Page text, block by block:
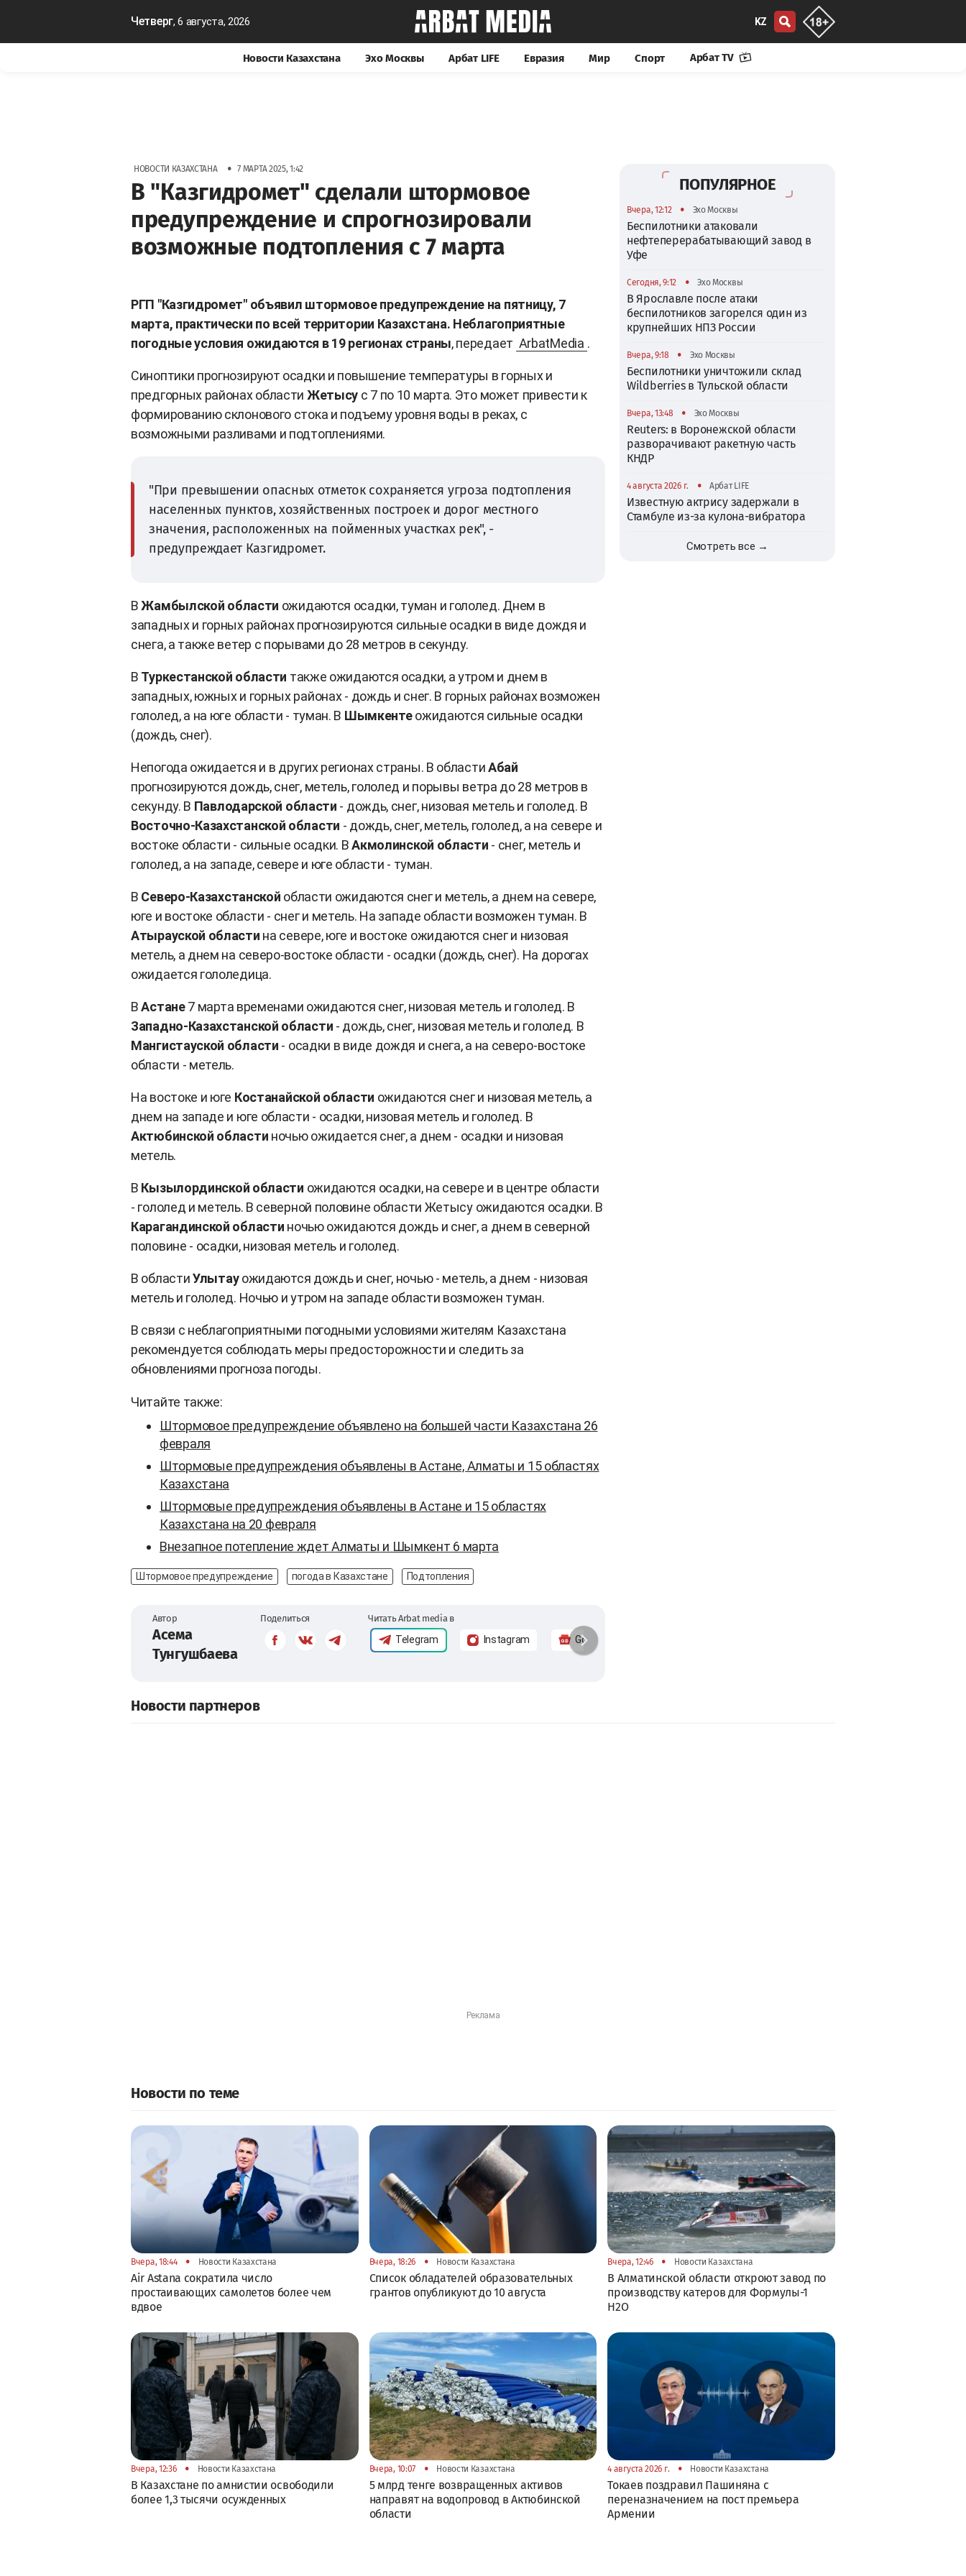
Четверг, 6 августа, 2026 KZ
Новости Казахстана Эхо Москвы Арбат LIFE Евразия Мир Спорт Арбат TV
НОВОСТИ КАЗАХСТАНА • 7 МАРТА 2025, 1:42
В "Казгидромет" сделали штормовое
предупреждение и спрогнозировали
возможные подтопления с 7 марта
РГП "Казгидромет" объявил штормовое предупреждение на пятницу, 7
марта, практически по всей территории Казахстана. Неблагоприятные
погодные условия ожидаются в 19 регионах страны, передает ArbatMedia .
Синоптики прогнозируют осадки и повышение температуры в горных и
предгорных районах области Жетысу с 7 по 10 марта. Это может привести к
формированию склонового стока и подъему уровня воды в реках, с
возможными разливами и подтоплениями.
"При превышении опасных отметок сохраняется угроза подтопления
населенных пунктов, хозяйственных построек и дорог местного
значения, расположенных на пойменных участках рек", -
предупреждает Казгидромет.
ВЖамбылской области ожидаются осадки, туман и гололед. Днем в
западных и горных районах прогнозируются сильные осадки в виде дождя и
снега, а также ветер с порывами до 28 метров в секунду.
В Туркестанской области также ожидаются осадки, а утром и днем в
западных, южных и горных районах - дождь и снег. В горных районах возможен
гололед, а на юге области - туман. В Шымкентеожидаются сильные осадки
(дождь, снег).
Непогода ожидается и в других регионах страны. В областиАбай
прогнозируются дождь, снег, метель, гололед и порывы ветра до 28 метров в
секунду. В Павлодарской области - дождь, снег, низовая метель и гололед. В
Восточно-Казахстанской области - дождь, снег, метель, гололед, а на севере и
востоке области - сильные осадки. ВАкмолинской области - снег, метель и
гололед, а на западе, севере и юге области - туман.
В Северо-Казахстанской области ожидаются снег и метель, а днем на севере,
юге и востоке области - снег и метель. На западе области возможен туман. В
Атырауской области на севере, юге и востоке ожидаются снег и низовая
метель, а днем на северо-востоке области - осадки (дождь, снег). На дорогах
ожидается гололедица.
ВАстане7 марта временами ожидаются снег, низовая метель и гололед. В
Западно-Казахстанской области - дождь, снег, низовая метель и гололед. В
Мангистауской области - осадки в виде дождя и снега, а на северо-востоке
области - метель.
На востоке и юге Костанайской области ожидаются снег и низовая метель, а
днем на западе и юге области - осадки, низовая метель и гололед. В
Актюбинской области ночью ожидается снег, а днем - осадки и низовая
метель.
В Кызылординской области ожидаются осадки, на севере и в центре области
- гололед и метель. В северной половине области Жетысу ожидаются осадки. В
Карагандинской области ночью ожидаются дождь и снег, а днем в северной
половине - осадки, низовая метель и гололед.
В областиУлытауожидаются дождь и снег, ночью - метель, а днем - низовая
метель и гололед. Ночью и утром на западе области возможен туман.
В связи с неблагоприятными погодными условиями жителям Казахстана
рекомендуется соблюдать меры предосторожности и следить за
обновлениями прогноза погоды.
Читайте также:
Штормовое предупреждение объявлено на большей части Казахстана 26
февраля
Штормовые предупреждения объявлены в Астане, Алматы и 15 областях
Казахстана
Штормовые предупреждения объявлены в Астане и 15 областях
Казахстана на 20 февраля
Внезапное потепление ждет Алматы и Шымкент 6 марта
Штормовое предупреждение погода в Казахстане Подтопления
Автор
Асема
Тунгушбаева
Поделиться Читать Arbat media в
Telegram Instagram Google News
ПОПУЛЯРНОЕ
Вчера, 12:12 • Эхо Москвы
Беспилотники атаковали
нефтеперерабатывающий завод в
Уфе
Сегодня, 9:12 • Эхо Москвы
В Ярославле после атаки
беспилотников загорелся один из
крупнейших НПЗ России
Вчера, 9:18 • Эхо Москвы
Беспилотники уничтожили склад
Wildberries в Тульской области
Вчера, 13:48 • Эхо Москвы
Reuters: в Воронежской области
разворачивают ракетную часть
КНДР
4 августа 2026 г. • Арбат LIFE
Известную актрису задержали в
Стамбуле из-за кулона-вибратора
Смотреть все →
Новости партнеров
Новости по теме
Вчера, 18:44 • Новости Казахстана
Air Astana сократила число
простаивающих самолетов более чем
вдвое
Вчера, 18:26 • Новости Казахстана
Список обладателей образовательных
грантов опубликуют до 10 августа
Вчера, 12:46 • Новости Казахстана
В Алматинской области откроют завод по
производству катеров для Формулы-1
H2O
Вчера, 12:36 • Новости Казахстана
В Казахстане по амнистии освободили
более 1,3 тысячи осужденных
Вчера, 10:07 • Новости Казахстана
5 млрд тенге возвращенных активов
направят на водопровод в Актюбинской
области
4 августа 2026 г. • Новости Казахстана
Токаев поздравил Пашиняна с
переназначением на пост премьера
Армении